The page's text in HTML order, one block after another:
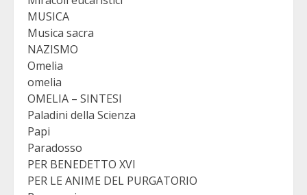
MUSICA
Musica sacra
NAZISMO
Omelia
omelia
OMELIA – SINTESI
Paladini della Scienza
Papi
Paradosso
PER BENEDETTO XVI
PER LE ANIME DEL PURGATORIO